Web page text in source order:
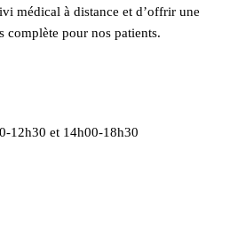
médical à distance et d’offrir une
complète pour nos patients.
12h30 et 14h00-18h30